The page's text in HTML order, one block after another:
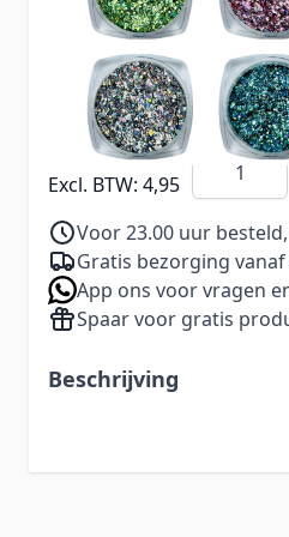
€ 8,99
Excl. BTW:
€ 7,43
5,99
Excl. BTW: 4,95
Aantal
Voor 23.00 uur
Gratis bezorging vanaf
App ons voor vragen
Spaar voor gratis
Beschrijving